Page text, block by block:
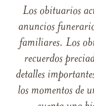
Los obituarios
anuncios
familiares. Los
recuerdos
detalles
los momentos de